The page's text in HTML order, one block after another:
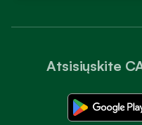
Atsisiųskite